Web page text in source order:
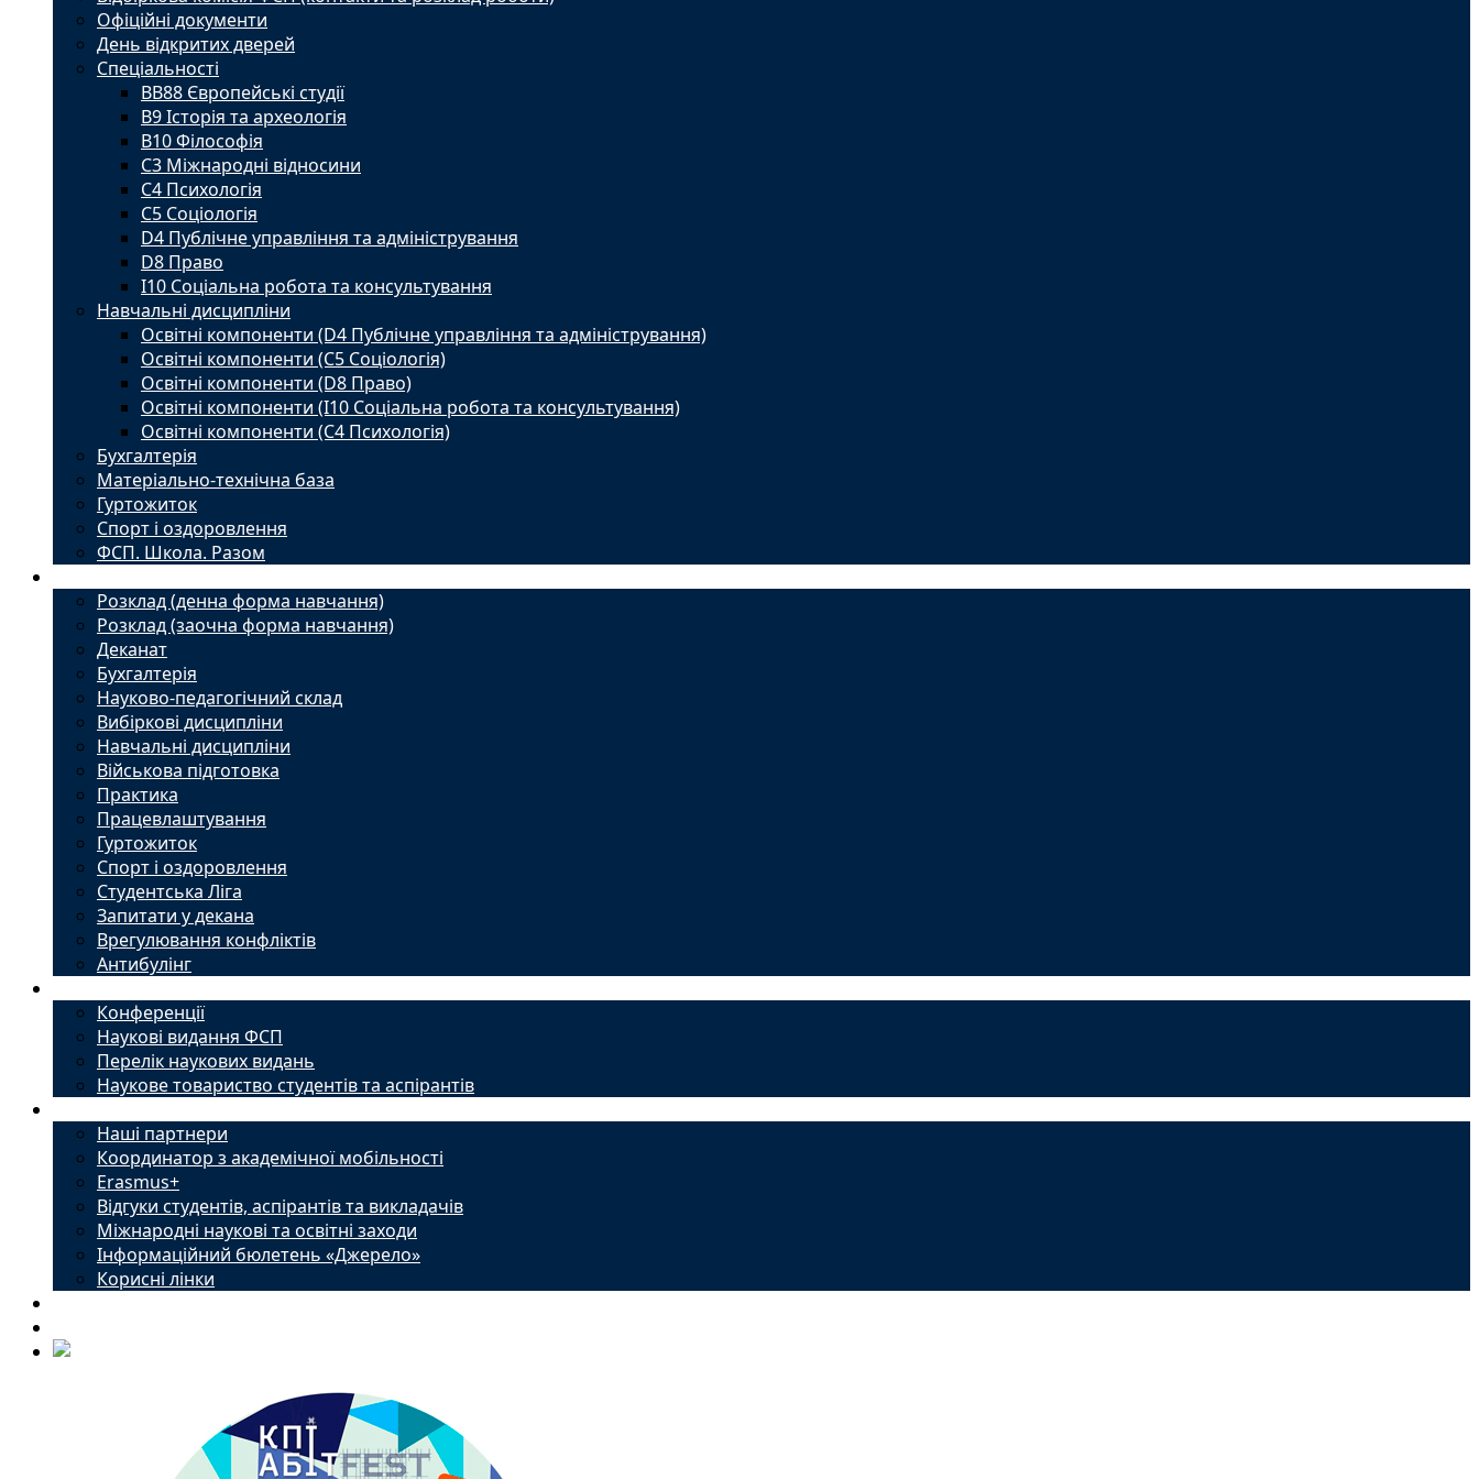
Офіційні документи
День відкритих дверей
Спеціальності
BВ88 Європейські студії
B9 Історія та археологія
B10 Філософія
C3 Міжнародні відносини
C4 Психологія
С5 Соціологія
D4 Публічне управління та адміністрування
D8 Право
I10 Соціальна робота та консультування
Навчальні дисципліни
Освітні компоненти (D4 Публічне управління та адміністрування)
Освітні компоненти (С5 Соціологія)
Освітні компоненти (D8 Право)
Освітні компоненти (I10 Соціальна робота та консультування)
Освітні компоненти (С4 Психологія)
Бухгалтерія
Матеріально-технічна база
Гуртожиток
Спорт і оздоровлення
ФСП. Школа. Разом
Розклад (денна форма навчання)
Розклад (заочна форма навчання)
Деканат
Бухгалтерія
Науково-педагогічний склад
Вибіркові дисципліни
Навчальні дисципліни
Військова підготовка
Практика
Працевлаштування
Гуртожиток
Спорт і оздоровлення
Студентська Ліга
Запитати у декана
Врегулювання конфліктів
Антибулінг
Конференції
Наукові видання ФСП
Перелік наукових видань
Наукове товариство студентів та аспірантів
Наші партнери
Координатор з академічної мобільності
Erasmus+
Відгуки студентів, аспірантів та викладачів
Міжнародні наукові та освітні заходи
Інформаційний бюлетень «Джерело»
Корисні лінки